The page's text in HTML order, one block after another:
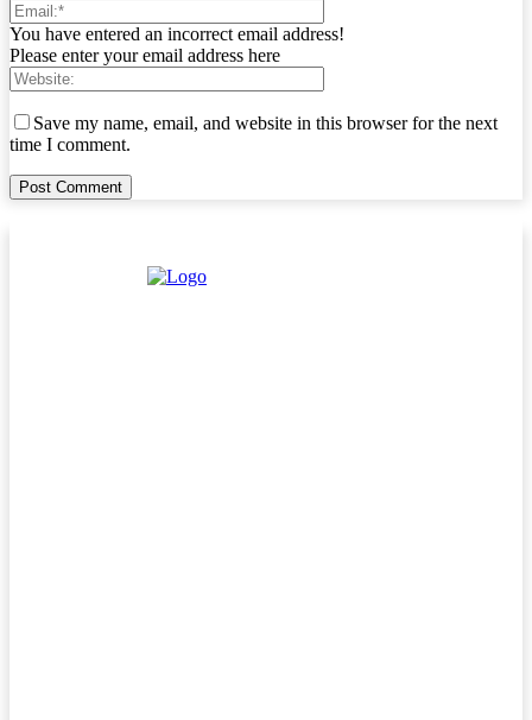
You have entered an incorrect email address!
Please enter your email address here
Save my name, email, and website in this browser for the next
time I comment.